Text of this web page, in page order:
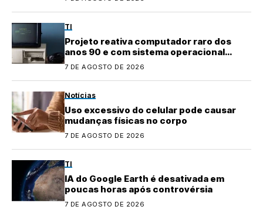
TI
Projeto reativa computador raro dos
anos 90 e com sistema operacional
quase perdido
7 DE AGOSTO DE 2026
Notícias
Uso excessivo do celular pode causar
mudanças físicas no corpo
7 DE AGOSTO DE 2026
TI
IA do Google Earth é desativada em
poucas horas após controvérsia
7 DE AGOSTO DE 2026